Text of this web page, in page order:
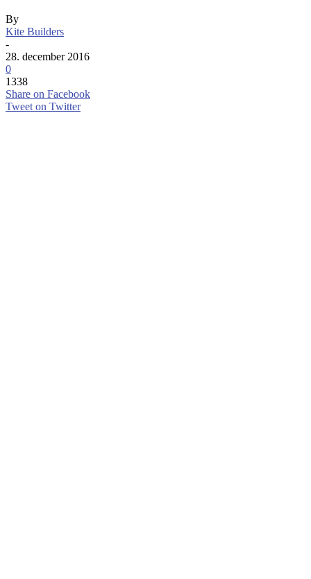
By
Kite Builders
-
28. december 2016
0
1338
Share on Facebook
Tweet on Twitter